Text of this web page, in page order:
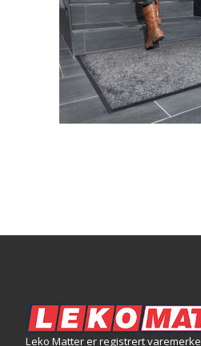
Leko Matter er registrert varemerke